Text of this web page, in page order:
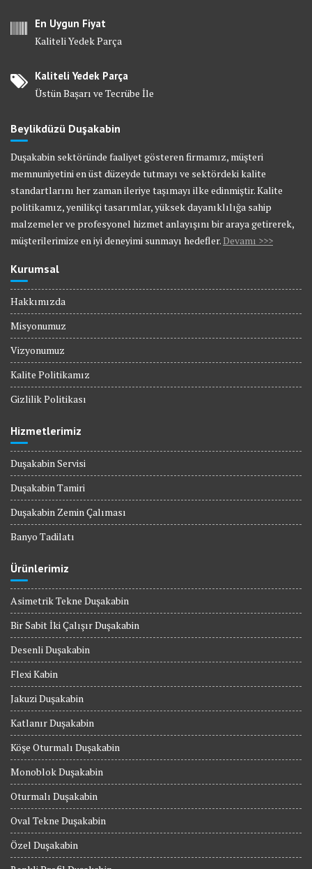
En Uygun Fiyat
Kaliteli Yedek Parça
Kaliteli Yedek Parça
Üstün Başarı ve Tecrübe İle
Beylikdüzü Duşakabin
Duşakabin sektöründe faaliyet gösteren firmamız, müşteri
memnuniyetini en üst düzeyde tutmayı ve sektördeki kalite
standartlarını her zaman ileriye taşımayı ilke edinmiştir. Kalite
politikamız, yenilikçi tasarımlar, yüksek dayanıklılığa sahip
malzemeler ve profesyonel hizmet anlayışını bir araya getirerek,
müşterilerimize en iyi deneyimi sunmayı hedefler. Devamı >>>
Kurumsal
Hakkımızda
Misyonumuz
Vizyonumuz
Kalite Politikamız
Gizlilik Politikası
Hizmetlerimiz
Duşakabin Servisi
Duşakabin Tamiri
Duşakabin Zemin Çalıması
Banyo Tadilatı
Ürünlerimiz
Asimetrik Tekne Duşakabin
Bir Sabit İki Çalışır Duşakabin
Desenli Duşakabin
Flexi Kabin
Jakuzi Duşakabin
Katlanır Duşakabin
Köşe Oturmalı Duşakabin
Monoblok Duşakabin
Oturmalı Duşakabin
Oval Tekne Duşakabin
Özel Duşakabin